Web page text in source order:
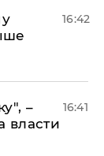
16:42
–
власти
16:41